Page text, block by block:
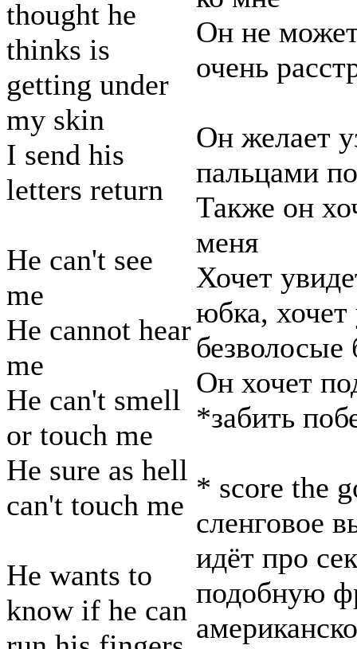
thought he
thinks is
getting under
my skin
I send his
letters return
He can't see
me
He cannot hear
me
He can't smell
or touch me
He sure as hell
can't touch me
He wants to
know if he can
Он не
очень
Он желает
пальцами
Также он
меня
Хочет
юбка,
безволосые
Он хочет
*забить
* score the
сленговое
идёт про
подобную